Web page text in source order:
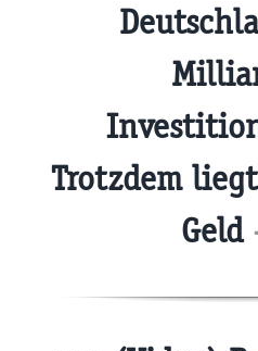
Trotzdem
Geld